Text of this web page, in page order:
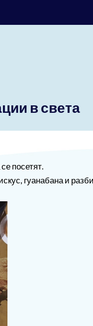
в света
посетят.
гуанабана и